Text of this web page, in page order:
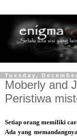
Tuesday,
Moberly and
Peristiwa
Setiap orang memiliki
Ada yang